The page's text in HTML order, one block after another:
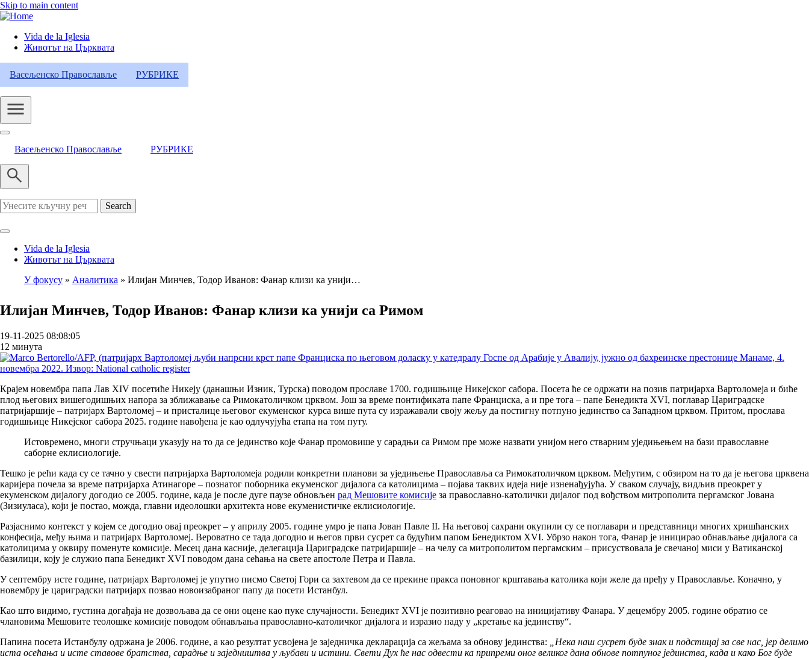
Skip to main content
Header
Category
Menu
Vida de la Iglesia
Животът на Църквата
Васељенско Православље РУБРИКЕ
Васељенско Православље РУБРИКЕ
Search
Vida de la Iglesia
Животът на Църквата
У фокусу Аналитика Илијан Минчев, Тодор Иванов: Фанар клизи ка унији…
Илијан Минчев, Тодор Иванов: Фанар клизи ка унији са Римом
19-11-2025 08:08:05
12 минута
Крајем новембра папа Лав XIV посетиће Никеју (данашњи Изник, Турска) поводом прославе 1700. годишњице Никејског сабора. Посета ће се одржати на позив патријарха Вартоломеја и биће
плод његових вишегодишњих напора за зближавање са Римокатоличком црквом. Још за време понтификата папе Франциска, а и пре тога – папе Бенедикта XVI, поглавар Цариградске
патријаршије – патријарх Вартоломеј – и присталице његовог екуменског курса више пута су изражавали своју жељу да постигну потпуно јединство са Западном црквом. Притом, прослава
годишњице Никејског сабора 2025. године навођена је као одлучујућа етапа на том путу.
Истовремено, многи стручњаци указују на то да се јединство које Фанар промовише у сарадњи са Римом пре може назвати унијом него стварним уједињењем на бази православне
саборне еклисиологије.
Тешко је рећи када су се тачно у свести патријарха Вартоломеја родили конкретни планови за уједињење Православља са Римокатоличком црквом. Међутим, с обзиром на то да је његова црквена
каријера почела за време патријарха Атинагоре – познатог поборника екуменског дијалога са католицима – појава таквих идеја није изненађујућа. У сваком случају, видљив преокрет у
екуменском дијалогу догодио се 2005. године, када је после дуге паузе обновљен рад Мешовите комисије за православно-католички дијалог под вођством митрополита пергамског Јована
(Зизиуласа), који је постао, можда, главни идеолошки архитекта нове екуменистичке еклисиологије.
Разјаснимо контекст у којем се догодио овај преокрет – у априлу 2005. године умро је папа Јован Павле II. На његовој сахрани окупили су се поглавари и представници многих хришћанских
конфесија, међу њима и патријарх Вартоломеј. Вероватно се тада догодио и његов први сусрет са будућим папом Бенедиктом XVI. Убрзо након тога, Фанар је иницирао обнављање дијалога са
католицима у оквиру поменуте комисије. Месец дана касније, делегација Цариградске патријаршије – на челу са митрополитом пергамским – присуствовала је свечаној миси у Ватиканској
базилици, коју је служио папа Бенедикт XVI поводом дана сећања на свете апостоле Петра и Павла.
У септембру исте године, патријарх Вартоломеј је упутио писмо Светој Гори са захтевом да се прекине пракса поновног крштавања католика који желе да пређу у Православље. Коначно, у
новембру је цариградски патријарх позвао новоизабраног папу да посети Истанбул.
Као што видимо, густина догађаја не дозвољава да се они оцене као пуке случајности. Бенедикт XVI је позитивно реаговао на иницијативу Фанара. У децембру 2005. године обратио се
члановима Мешовите теолошке комисије поводом обнављања православно-католичког дијалога и изразио наду у „кретање ка јединству“.
Папина посета Истанбулу одржана је 2006. године, а као резултат усвојена је заједничка декларација са жељама за обнову јединства:
„Нека наш сусрет буде знак и подстицај за све нас, јер делимо
иста осећања и исте ставове братства, сарадње и заједништва у љубави и истини. Свети Дух ће нас одвести ка припреми оног великог дана обнове потпуног јединства, када и како Бог буде